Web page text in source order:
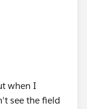
when I
see the field